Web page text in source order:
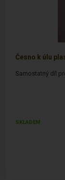
Česno k úlu
Samostatný díl
SKLADEM